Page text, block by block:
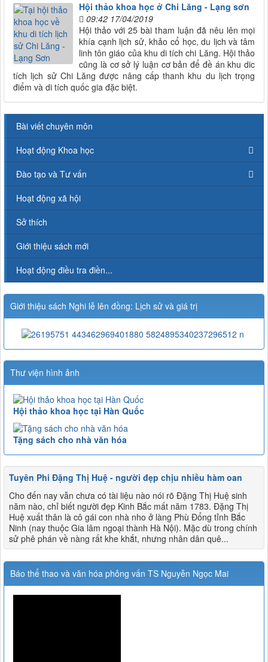
Hội thảo khoa học ở Chi Lăng - Lạng sơn
09:42 17/04/2019
Hội thảo với 25 bài tham luận đã nêu lên mọi
khía cạnh lịch sử, khảo cổ học, du lịch và tâm
linh tôn giáo của khu di tích chi Lăng. Hội thảo
cũng là cơ sở lý luận cơ bản để đề án khu dic
tích lịch sử Chi Lăng được nâng cấp thanh khu du lịch trọng
điểm và di tích quốc gia đặc biệt.
Bài viết chuyên môn
Hoạt động Khoa học
Đào tạo và Tư vấn
Hoạt động xã hội
Sở thích
Giới thiệu sách mới
Hoạt động điều tra điền...
Giới thiệu sách Nghi lễ lên đồng: Lịch sử và giá trị
Thư viện hình ảnh
Hội thảo khoa học tại Hàn Quốc
Tặng sách cho nhà văn hóa
Tuyên Phi Đặng Thị Huệ - người đẹp chịu nhiều hàm oan
Cho đến nay vẫn chưa có tài liệu nào nói rõ Đặng Thị Huệ sinh
năm nào, chỉ biết người đẹp Kinh Bắc mất năm 1783. Đặng Thị
Huệ xuất thân là cô gái con nhà nho ở làng Phù Đổng tỉnh Bắc
Ninh (nay thuộc Gia lâm ngoại thành Hà Nội). Mặc dù trong chính
sử phê phán về nàng rất khe khắt, nhưng nhân dân quê...
Báo thể thao và văn hóa phỏng vấn TS Nguyễn Ngọc Mai